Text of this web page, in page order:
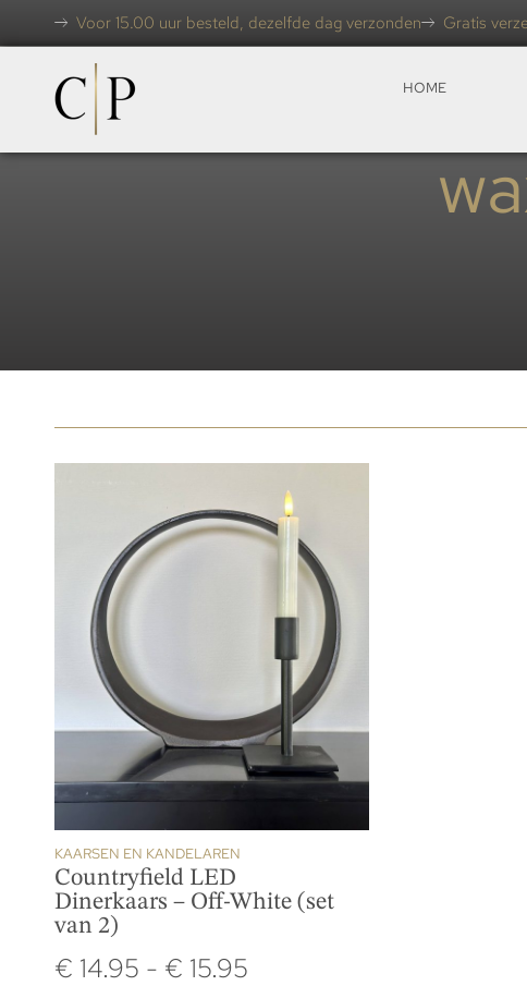
Voor 15.00 uur besteld, dezelfde dag verzonden Gratis
HOME
KAARSEN EN KANDELAREN
Countryfield LED
Dinerkaars – Off-White (set
van 2)
€ 14.95 - € 15.95